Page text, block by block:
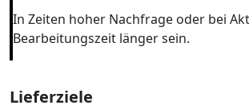
In Zeiten hoher Nachfrage oder bei
Bearbeitungszeit länger sein.
Lieferziele